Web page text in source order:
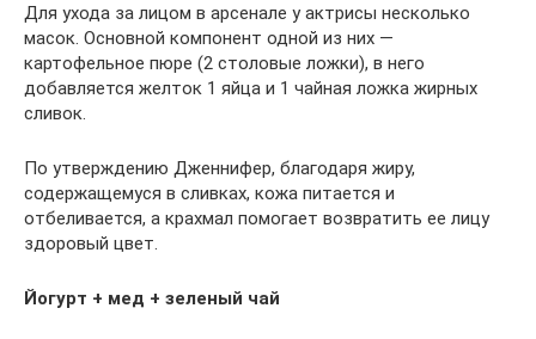
Для ухода за лицом в арсенале у актрисы несколько
масок. Основной компонент одной из них —
картофельное пюре (2 столовые ложки), в него
добавляется желток 1 яйца и 1 чайная ложка жирных
сливок.
По утверждению Дженнифер, благодаря жиру,
содержащемуся в сливках, кожа питается и
отбеливается, а крахмал помогает возвратить ее лицу
здоровый цвет.
Йогурт + мед + зеленый чай